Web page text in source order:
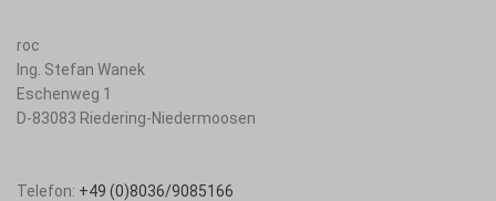
roc
Ing. Stefan Wanek
Eschenweg 1
D-83083 Riedering-Niedermoosen
Telefon: +49 (0)8036/9085166